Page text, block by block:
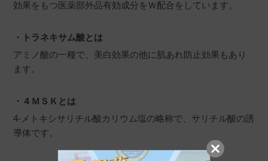
効果をもつ医薬部外品有効成分をＷ配合をしています。
・トラネキサム酸とは
アミノ酸の一種で、美白効果の他に肌あれ防止効果もあり
ます。
・４ＭＳＫとは
4-メトキシサリチル酸カリウム塩の略称で、サリチル酸の誘
導体です。